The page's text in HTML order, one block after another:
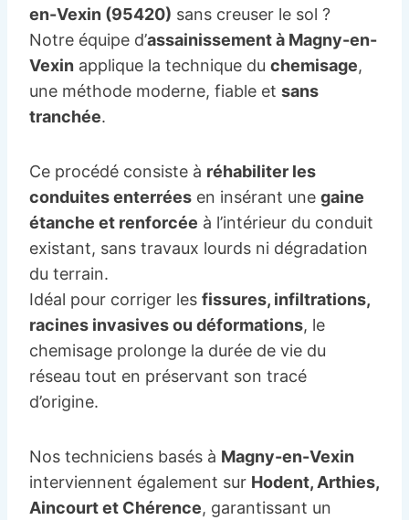
en-Vexin (95420) sans creuser le sol ?
Notre équipe d’assainissement à Magny-en-
Vexin applique la technique du chemisage,
une méthode moderne, fiable et sans
tranchée.
Ce procédé consiste à réhabiliter les
conduites enterrées en insérant une gaine
étanche et renforcée à l’intérieur du conduit
existant, sans travaux lourds ni dégradation
du terrain.
Idéal pour corriger les fissures, infiltrations,
racines invasives ou déformations, le
chemisage prolonge la durée de vie du
réseau tout en préservant son tracé
d’origine.
Nos techniciens basés à Magny-en-Vexin
interviennent également sur Hodent, Arthies,
Aincourt et Chérence, garantissant un